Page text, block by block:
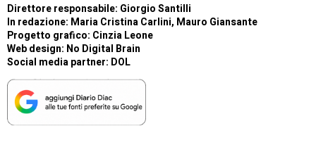
Direttore responsabile: Giorgio Santilli
In redazione: Maria Cristina Carlini, Mauro Giansante
Progetto grafico: Cinzia Leone
Web design: No Digital Brain
Social media partner: DOL